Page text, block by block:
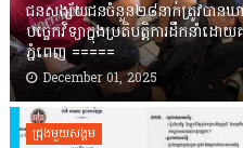
ជនសង្ស័យជនចំនួន២៨នាក់ត្រូវបានឃាត់
បច្ចេកវិទ្យាក្នុងប្រតិបត្តិការដឹកនាំដោ
ភ្នំពេញ ‎=====
December 01, 2025
ជ្រុងមួយសង្គម